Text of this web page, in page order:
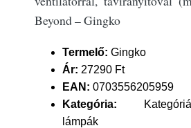
Beyond – Gingko
Termelő: Gingko
Ár: 27290 Ft
EAN: 0703556205959
Kategória:
lámpák